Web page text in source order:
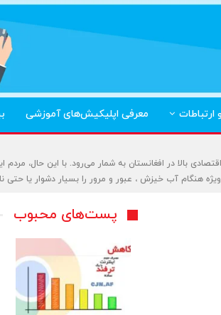
ارتباطات معرفی اپلیکیش‌های آموزشی
بالا در افغانستان به شمار می‌رود. با این حال،
هنگام آب خیزش ، عبور و مرور را بسیار دشوار یا حتی
پست‌های محبوب